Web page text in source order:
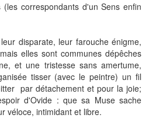
correspondants d'un Sens enfin
disparate, leur farouche énigme,
elles sont communes dépêches
et une tristesse sans amertume,
tisser (avec le peintre) un fil
par détachement et pour la joie;
d'Ovide : que sa Muse sache
véloce, intimidant et libre.